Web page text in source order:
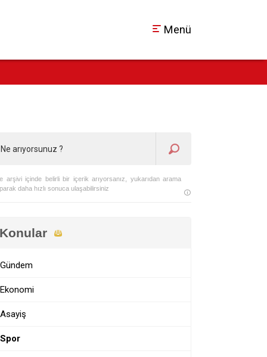
Menü
arşivi içinde belirli bir içerik arıyorsanız, yukarıdan arama
daha hızlı sonuca ulaşabilirsiniz
Konular
Gündem
Ekonomi
Asayiş
Spor